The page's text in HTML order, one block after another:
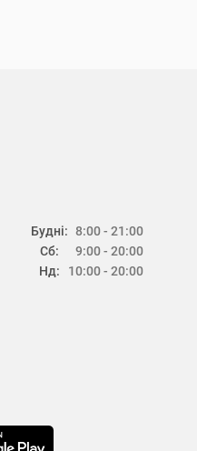
Будні:
Сб:
Нд:
8:00 - 21:00
9:00 - 20:00
10:00 - 20:00